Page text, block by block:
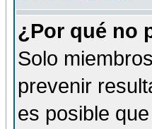
¿Por qué no
Solo
prevenir
es posible